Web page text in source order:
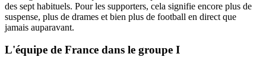
des sept habituels. Pour les supporters, cela signifie encore plus de
suspense, plus de drames et bien plus de football en direct que
jamais auparavant.
L'équipe de France dans le groupe I